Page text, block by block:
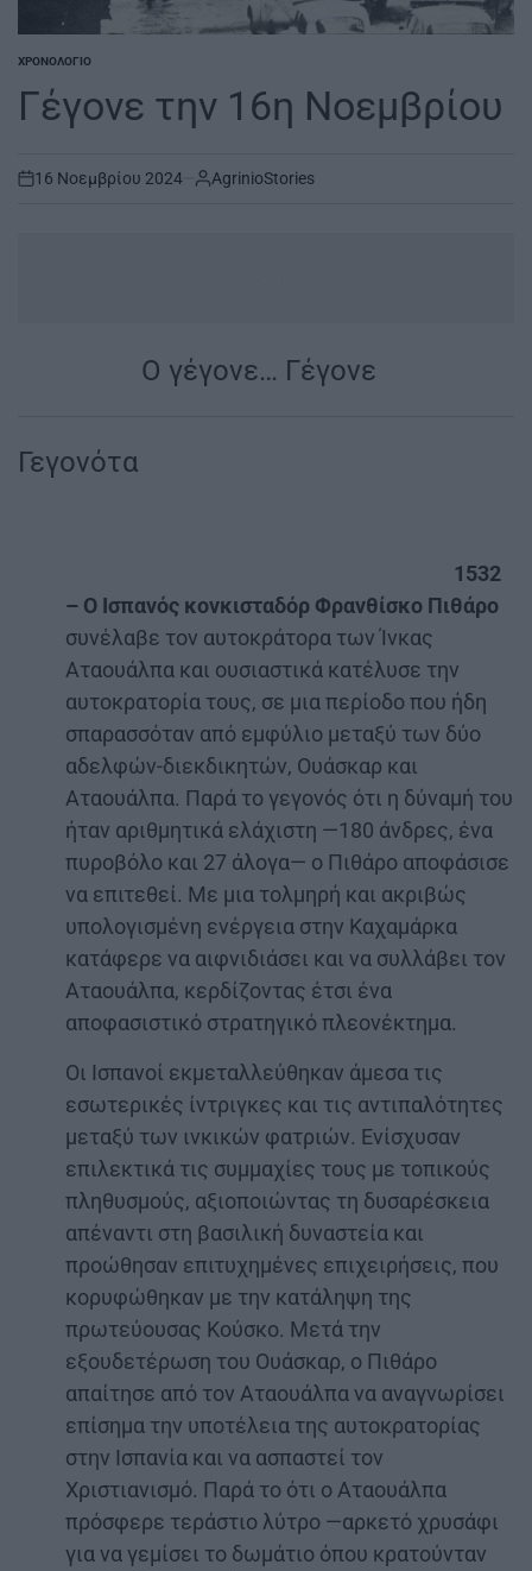
POSTED
ΧΡΟΝΟΛΌΓΙΟ
Γέγονε την 16η Νοεμβρίου
on
16 Νοεμβρίου 2024 AgrinioStories
Ο γέγονε… Γέγονε
Γεγονότα
1532
– Ο Ισπανός κονκισταδόρ Φρανθίσκο Πιθάρο
συνέλαβε τον αυτοκράτορα των Ίνκας
Αταουάλπα και ουσιαστικά κατέλυσε την
αυτοκρατορία τους, σε μια περίοδο που ήδη
σπαρασσόταν από εμφύλιο μεταξύ των δύο
αδελφών-διεκδικητών, Ουάσκαρ και
Αταουάλπα. Παρά το γεγονός ότι η δύναμή του
ήταν αριθμητικά ελάχιστη —180 άνδρες, ένα
πυροβόλο και 27 άλογα— ο Πιθάρο αποφάσισε
να επιτεθεί. Με μια τολμηρή και ακριβώς
υπολογισμένη ενέργεια στην Καχαμάρκα
κατάφερε να αιφνιδιάσει και να συλλάβει τον
Αταουάλπα, κερδίζοντας έτσι ένα
αποφασιστικό στρατηγικό πλεονέκτημα.
Οι Ισπανοί εκμεταλλεύθηκαν άμεσα τις
εσωτερικές ίντριγκες και τις αντιπαλότητες
μεταξύ των ινκικών φατριών. Ενίσχυσαν
επιλεκτικά τις συμμαχίες τους με τοπικούς
πληθυσμούς, αξιοποιώντας τη δυσαρέσκεια
απέναντι στη βασιλική δυναστεία και
προώθησαν επιτυχημένες επιχειρήσεις, που
κορυφώθηκαν με την κατάληψη της
πρωτεύουσας Κούσκο. Μετά την
εξουδετέρωση του Ουάσκαρ, ο Πιθάρο
απαίτησε από τον Αταουάλπα να αναγνωρίσει
επίσημα την υποτέλεια της αυτοκρατορίας
στην Ισπανία και να ασπαστεί τον
Χριστιανισμό. Παρά το ότι ο Αταουάλπα
πρόσφερε τεράστιο λύτρο —αρκετό χρυσάφι
για να γεμίσει το δωμάτιο όπου κρατούνταν